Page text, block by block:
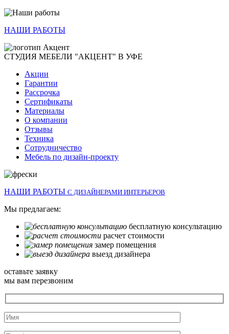
НАШИ РАБОТЫ
СТУДИЯ МЕБЕЛИ "АКЦЕНТ" В УФЕ
Акции
Гарантии
Рассрочка
Сертификаты
Материалы
О компании
Отзывы
Техника
Сотрудничество
Мебель по дизайн-проекту
НАШИ РАБОТЫ С ДИЗАЙНЕРАМИ ИНТЕРЬЕРОВ
Мы предлагаем:
бесплатную консультацию
расчет стоимости
замер помещения
выезд дизайнера
оставьте заявку
мы вам перезвоним